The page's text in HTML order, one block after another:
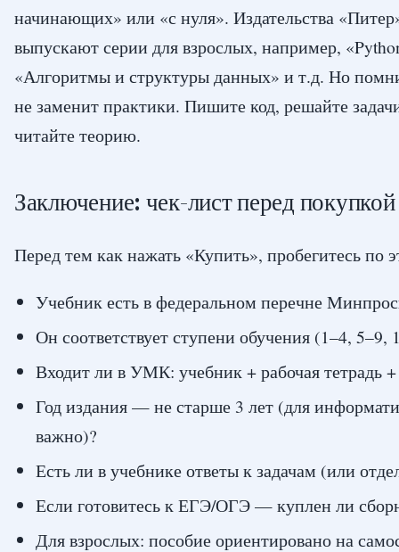
начинающих» или «с нуля». Издательства
выпускают серии для взрослых, например,
«Алгоритмы и структуры данных» и т.д. Но
не заменит практики. Пишите код, решайте
читайте теорию.
Заключение: чек-лист перед покупкой
Перед тем как нажать «Купить», пробегитесь по
Учебник есть в федеральном перечне
Он соответствует ступени обучения (1–4, 5–9,
Входит ли в УМК: учебник + рабочая тетрадь
Год издания — не старше 3 лет (для
важно)?
Есть ли в учебнике ответы к задачам (или
Если готовитесь к ЕГЭ/ОГЭ — куплен ли
Для взрослых: пособие ориентировано на